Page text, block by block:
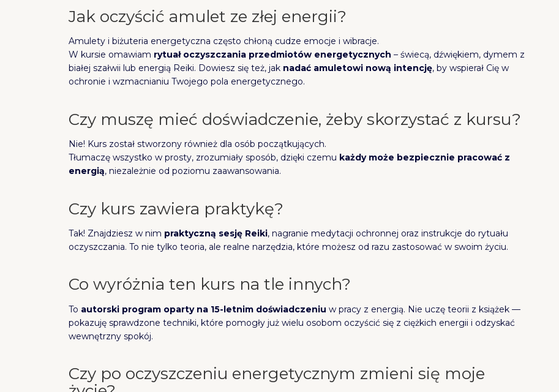
Jak oczyścić amulet ze złej energii?
Amulety i biżuteria energetyczna często chłoną cudze emocje i wibracje.
W kursie omawiam rytuał oczyszczania przedmiotów energetycznych – świecą, dźwiękiem, dymem z
białej szałwii lub energią Reiki. Dowiesz się też, jak nadać amuletowi nową intencję, by wspierał Cię w
ochronie i wzmacnianiu Twojego pola energetycznego.
Czy muszę mieć doświadczenie, żeby skorzystać z kursu?
Nie! Kurs został stworzony również dla osób początkujących.
Tłumaczę wszystko w prosty, zrozumiały sposób, dzięki czemu każdy może bezpiecznie pracować z
energią, niezależnie od poziomu zaawansowania.
Czy kurs zawiera praktykę?
Tak! Znajdziesz w nim praktyczną sesję Reiki, nagranie medytacji ochronnej oraz instrukcje do rytuału
oczyszczania. To nie tylko teoria, ale realne narzędzia, które możesz od razu zastosować w swoim życiu.
Co wyróżnia ten kurs na tle innych?
To autorski program oparty na 15-letnim doświadczeniu w pracy z energią. Nie uczę teorii z książek —
pokazuję sprawdzone techniki, które pomogły już wielu osobom oczyścić się z ciężkich energii i odzyskać
wewnętrzny spokój.
Czy po oczyszczeniu energetycznym zmieni się moje